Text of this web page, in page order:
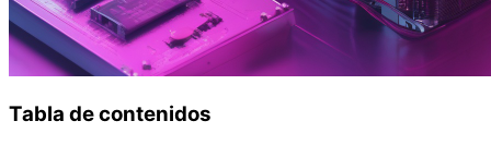
Tabla de contenidos